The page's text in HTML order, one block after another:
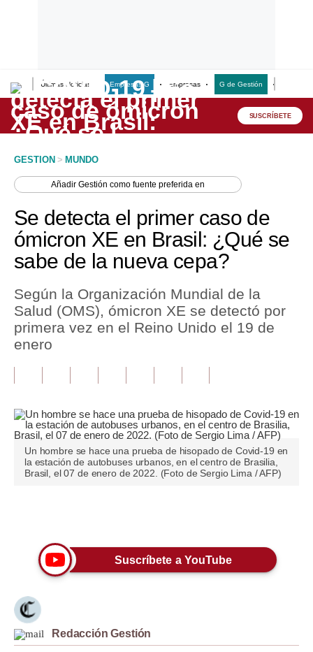
Últimas Noticias Empresas G Empresas G de Gestión
Lo último
Peru Quiosco
Economía
Mercados
Política
Tu Dinero
Finanzas Personales
Plus G
Opinión
Editorial
Tendencias
Viajes
Moda
SUSCRÍBETE
GESTION > MUNDO
AñadirGestión como fuente preferida en
Se detecta el primer caso de
ómicron XE en Brasil: ¿Qué se
sabe de la nueva cepa?
Según la Organización Mundial de la
Salud (OMS), ómicron XE se detectó por
primera vez en el Reino Unido el 19 de
enero
Un hombre se hace una prueba de hisopado de Covid-19 en
la estación de autobuses urbanos, en el centro de Brasilia,
Brasil, el 07 de enero de 2022. (Foto de Sergio Lima / AFP)
Suscríbete a YouTube
Redacción Gestión